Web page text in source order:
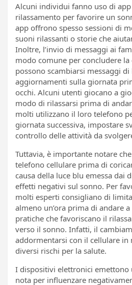
Alcuni individui fanno uso di
rilassamento per favorire un
app offrono spesso sessioni di
suoni rilassanti o storie che
Inoltre, l’invio di messaggi ai
modo comune per concludere
possono scambiarsi messaggi
aggiornamenti sulla giornata
occhi. Alcuni utenti giocano a
modo di rilassarsi prima di
molti utilizzano il loro telefono
giornata successiva, impostare
controllo delle attività da
Tuttavia, è importante notare che
telefono cellulare prima di
causa della luce blu emessa dai
effetti negativi sul sonno. Per
molti esperti consigliano di
almeno un’ora prima di andare
pratiche che favoriscano il
verso il sonno. Infatti, il
addormentarsi con il cellulare in
diversi rischi per la salute.
I dispositivi elettronici emettono
nota per influenzare